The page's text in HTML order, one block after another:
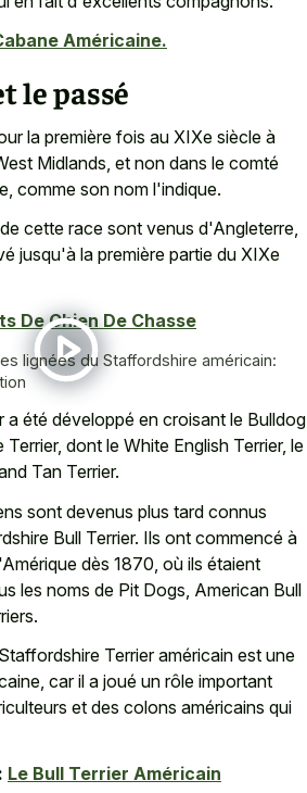
Américaine.
le passé
la première fois au XIXe siècle à
Midlands, et non dans le comté
comme son nom l'indique.
cette race sont venus d'Angleterre,
jusqu'à la première partie du XIXe
De Chien De Chasse
lignées du Staffordshire américain:
a été développé en croisant le Bulldog
dont le White English Terrier, le
Tan Terrier.
sont devenus plus tard connus
Bull Terrier. Ils ont commencé à
dès 1870, où ils étaient
les noms de Pit Dogs, American Bull
Terrier américain est une
car il a joué un rôle important
et des colons américains qui
Le Bull Terrier Américain